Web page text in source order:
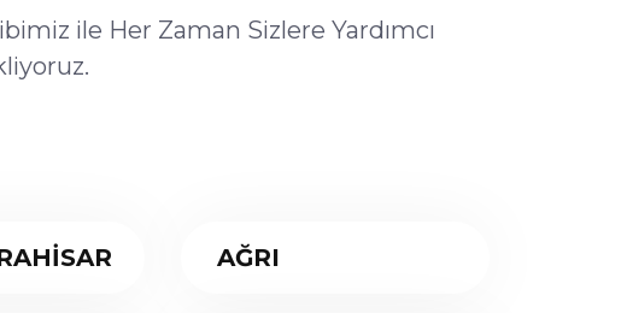
ile Her Zaman Sizlere Yardımcı
AĞRI